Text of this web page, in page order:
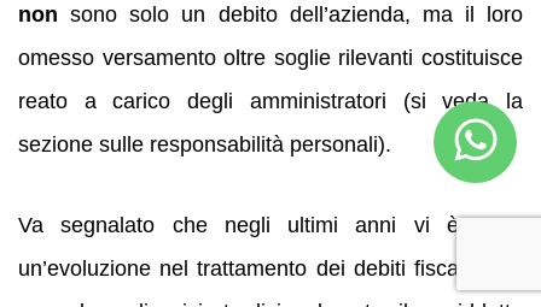
non sono solo un debito dell’azienda, ma il loro
omesso versamento oltre soglie rilevanti costituisce
reato a carico degli amministratori (si veda la
sezione sulle responsabilità personali).
Va segnalato che negli ultimi anni vi è stata
un’evoluzione nel trattamento dei debiti fiscali nelle